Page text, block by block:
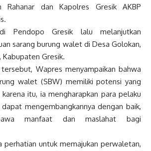
Rahanar dan Kapolres Gresik AKBP
Pendopo Gresik lalu melanjutkan
sarang burung walet di Desa Golokan,
Kabupaten Gresik.
Wapres menyampaikan bahwa
walet (SBW) memiliki potensi yang
itu, ia mengharapkan para pelaku
mengembangkannya dengan baik,
manfaat dan maslahat bagi
perhatian untuk memajukan perwaletan,